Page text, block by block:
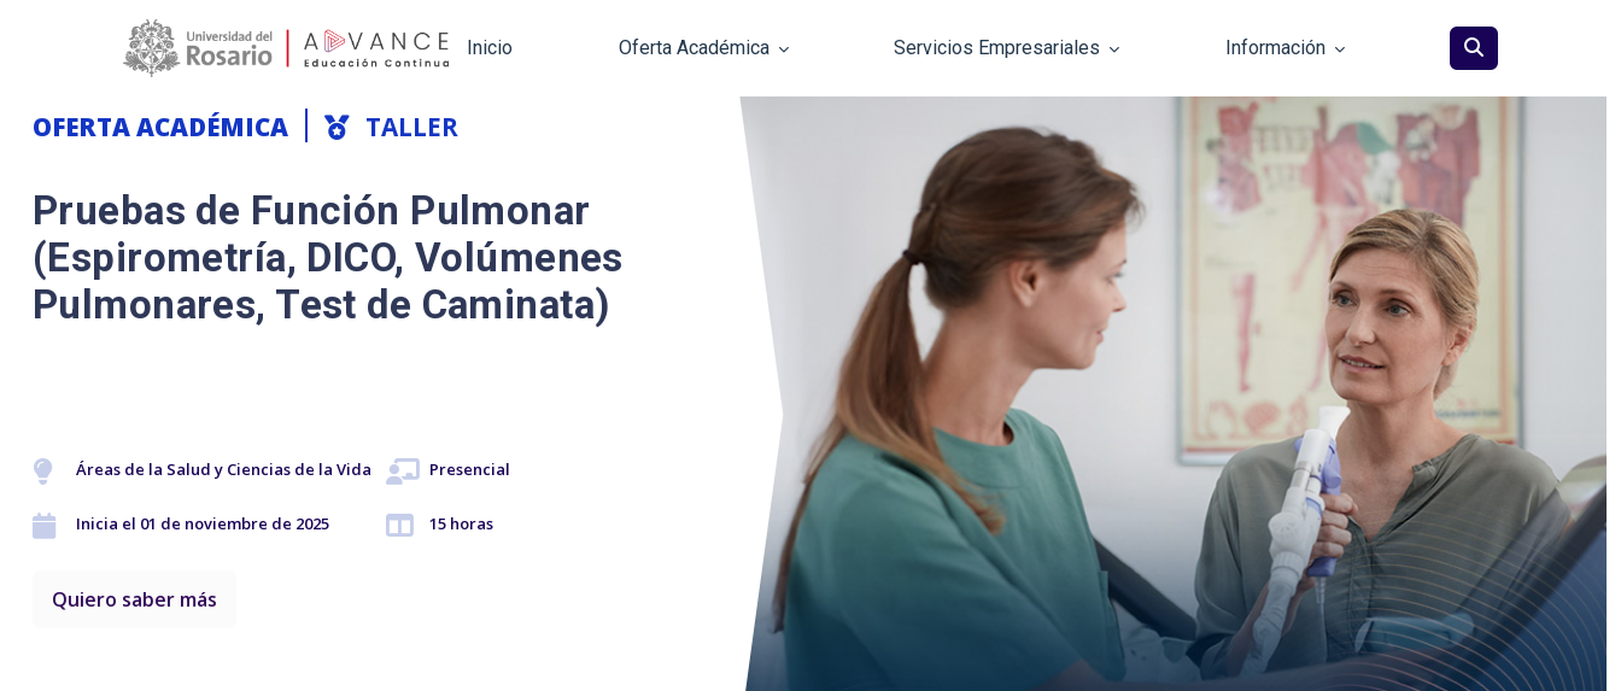
Main navigation
Inicio Oferta Académica Servicios Empresariales Información
OFERTA ACADÉMICA TALLER
Pruebas de Función Pulmonar
(Espirometría, DICO, Volúmenes
Pulmonares, Test de Caminata)
Áreas de la Salud y Ciencias de la Vida Presencial
Inicia el 01 de noviembre de 2025 15 horas
Quiero saber más